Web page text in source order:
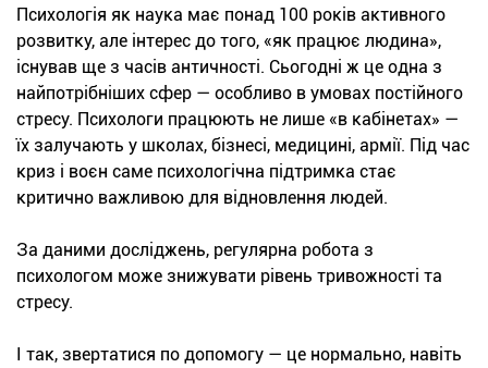
Психологія як наука має понад 100 років активного
розвитку, але інтерес до того, «як працює людина»,
існував ще з часів античності. Сьогодні ж це одна з
найпотрібніших сфер — особливо в умовах постійного
стресу. Психологи працюють не лише «в кабінетах» —
їх залучають у школах, бізнесі, медицині, армії. Під час
криз і воєн саме психологічна підтримка стає
критично важливою для відновлення людей.
За даними досліджень, регулярна робота з
психологом може знижувати рівень тривожності та
стресу.
І так, звертатися по допомогу — це нормально, навіть